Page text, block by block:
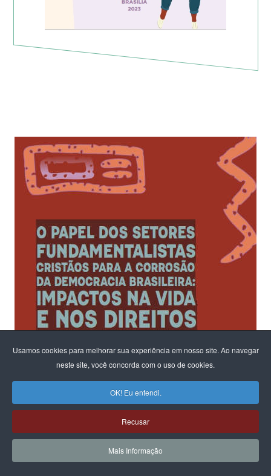
Usamos cookies para melhorar sua experiência em nosso site. Ao navegar
neste site, você concorda com o uso de cookies.
OK! Eu entendi.
Recusar
Mais Informação
Ao fomentar um diálogo sobre os riscos para a democracia e o